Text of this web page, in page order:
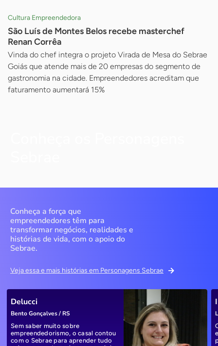
Cultura Empreendedora
São Luís de Montes Belos recebe masterchef
Renan Corrêa
Vinda do chef integra o projeto Virada de Mesa do Sebrae
Goiás que atende mais de 20 empresas do segmento de
gastronomia na cidade. Empreendedores acreditam que
faturamento aumentará 15%
Conheça a força que
empreendedores têm para
transformar negócios, realidades e
histórias de vida, com o apoio do
Sebrae.
Veja essa e mais histórias em Personagens Sebrae
Delucci
Bento Gonçalves / RS
Sem saber muito sobre
empreendedorismo, o casal contou
com o Sebrae para aprender tudo